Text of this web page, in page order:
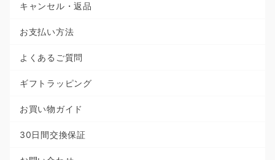
キャンセル・返品
お支払い方法
よくあるご質問
ギフトラッピング
お買い物ガイド
30日間交換保証